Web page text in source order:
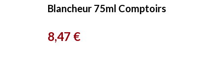
Blancheur 75ml Comptoirs
Prix
8,47 €